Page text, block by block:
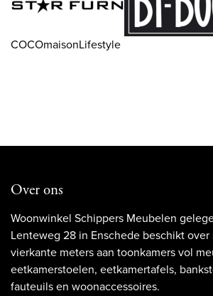
COCOmaisonLifestyle
Over ons
Woonwinkel Schippers Meubelen
Lenteweg 28 in Enschede beschikt
vierkante meters aan toonkamers vol
eetkamerstoelen, eetkamertafels,
fauteuils en woonaccessoires.